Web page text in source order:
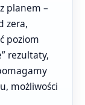
planem –
zera,
poziom
rezultaty,
możliwości